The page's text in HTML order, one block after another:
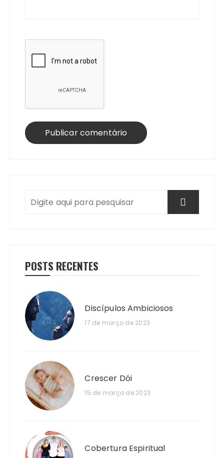
POSTS RECENTES
Discípulos Ambiciosos
17 de março de 2023
Crescer Dói
15 de março de 2023
Cobertura Espiritual